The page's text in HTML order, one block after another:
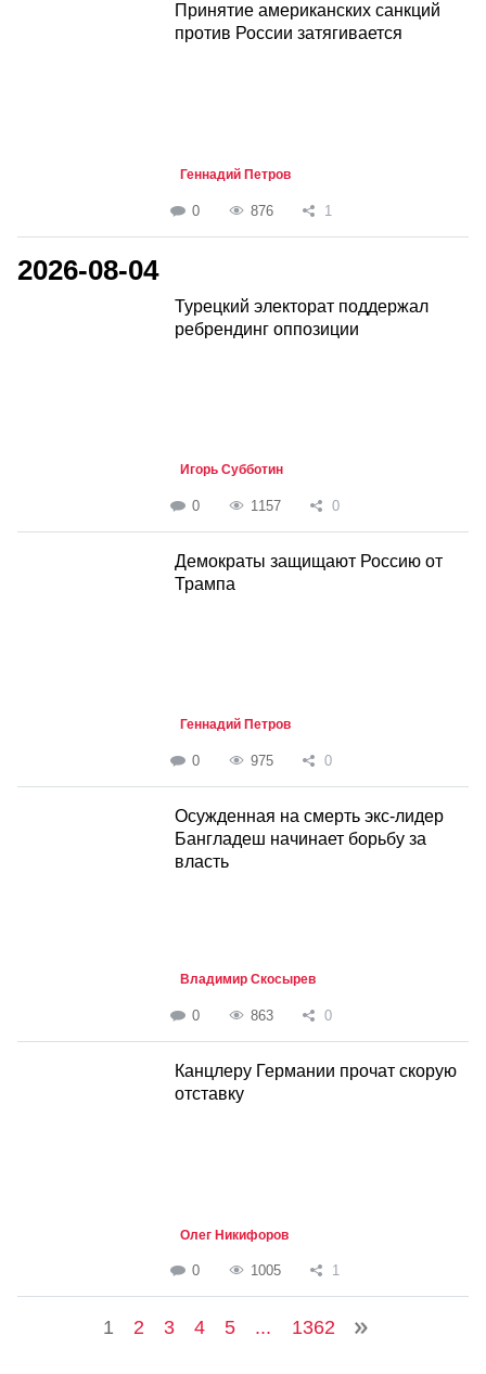
Принятие американских санкций
против России затягивается
Геннадий Петров
0 876 1
2026-08-04
Турецкий электорат поддержал
ребрендинг оппозиции
Игорь Субботин
0 1157 0
Демократы защищают Россию от
Трампа
Геннадий Петров
0 975 0
Осужденная на смерть экс-лидер
Бангладеш начинает борьбу за
власть
Владимир Скосырев
0 863 0
Канцлеру Германии прочат скорую
отставку
Олег Никифоров
0 1005 1
1 2 3 4 5 ... 1362